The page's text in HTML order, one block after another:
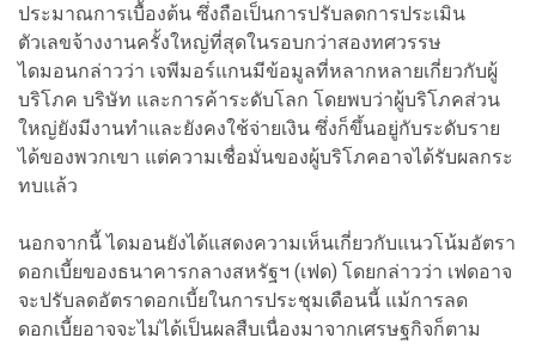
ประมาณการเบื้องต้น ซึ่งถือเป็นการปรับลดการประเมิน
ตัวเลขจ้างงานครั้งใหญ่ที่สุดในรอบกว่าสองทศวรรษ
ไดมอนกล่าวว่า เจพีมอร์แกนมีข้อมูลที่หลากหลายเกี่ยวกับผู้
บริโภค บริษัท และการค้าระดับโลก โดยพบว่าผู้บริโภคส่วน
ใหญ่ยังมีงานทำและยังคงใช้จ่ายเงิน ซึ่งก็ขึ้นอยู่กับระดับราย
ได้ของพวกเขา แต่ความเชื่อมั่นของผู้บริโภคอาจได้รับผลกระ
ทบแล้ว
นอกจากนี้ ไดมอนยังได้แสดงความเห็นเกี่ยวกับแนวโน้มอัตรา
ดอกเบี้ยของธนาคารกลางสหรัฐฯ (เฟด) โดยกล่าวว่า เฟดอาจ
จะปรับลดอัตราดอกเบี้ยในการประชุมเดือนนี้ แม้การลด
ดอกเบี้ยอาจจะไม่ได้เป็นผลสืบเนื่องมาจากเศรษฐกิจก็ตาม